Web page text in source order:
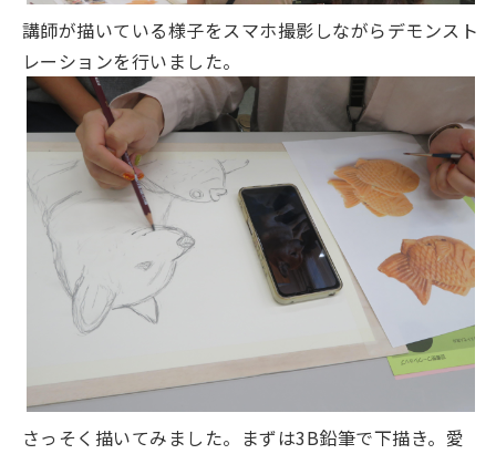
講師が描いている様子をスマホ撮影しながらデモンスト
レーションを行いました。
さっそく描いてみました。まずは3B鉛筆で下描き。愛